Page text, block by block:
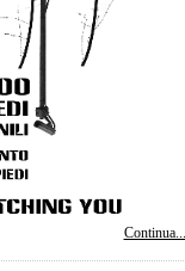
Continua...